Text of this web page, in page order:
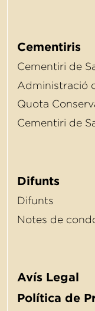
Cementiris
Cementiri de
Administració
Quota
Cementiri de
Difunts
Difunts
Notes de
Avís Legal
Política de